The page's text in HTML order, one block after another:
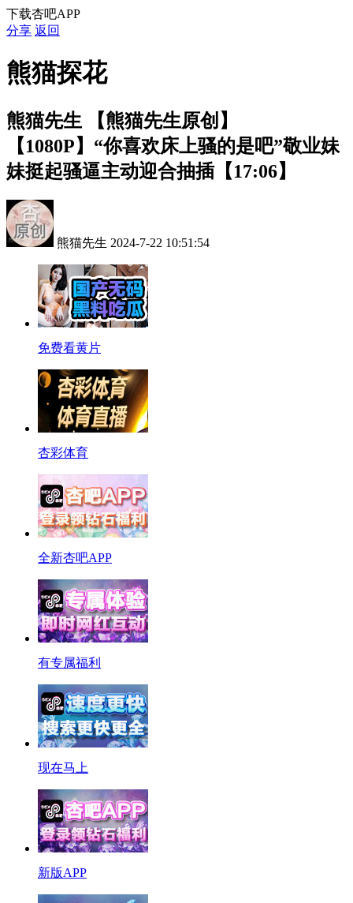
下载杏吧APP
分享 返回
熊猫探花
熊猫先生
【熊猫先生原创】
【1080P】“你喜欢床上骚的是吧”敬业妹
妹挺起骚逼主动迎合抽插【17:06】
熊猫先生 2024-7-22 10:51:54
免费看黄片
杏彩体育
全新杏吧APP
有专属福利
现在马上
新版APP